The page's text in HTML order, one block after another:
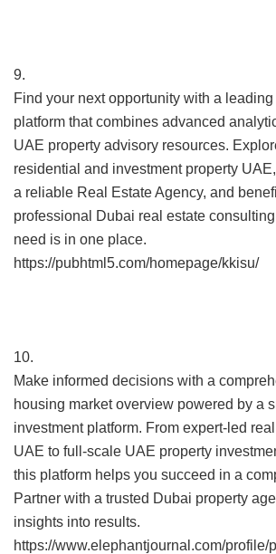
9.
Find your next opportunity with a
platform that combines advanced
UAE property advisory resources.
residential and investment property
a reliable Real Estate Agency, and
professional Dubai real estate
need is in one place.
https://pubhtml5.com/homepage/kkisu/
10.
Make informed decisions with a
housing market overview powered by a
investment platform. From expert-led
UAE to full-scale UAE property
this platform helps you succeed in a
Partner with a trusted Dubai property
insights into results.
https://www.elephantjournal.com/profile/